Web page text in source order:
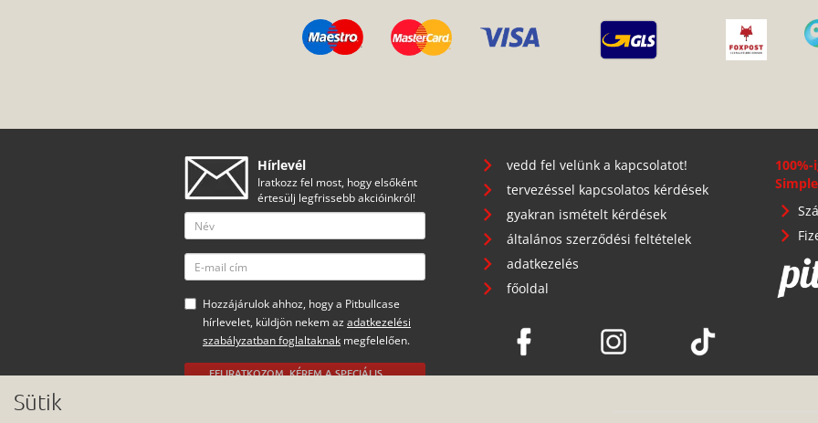
Hírlevél
Iratkozz fel most, hogy elsőként
értesülj legfrissebb akcióinkról!
Hozzájárulok ahhoz, hogy a Pitbullcase
hírlevelet, küldjön nekem az adatkezelési
szabályzatban foglaltaknak megfelelően.
FELIRATKOZOM, KÉREM A SPECIÁLIS
vedd fel velünk a kapcsolatot!
tervezéssel kapcsolatos kérdések
gyakran ismételt kérdések
általános szerződési feltételek
adatkezelés
főoldal
Sütik